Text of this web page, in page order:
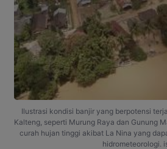
Ilustrasi kondisi banjir yang berpotensi
Kalteng, seperti Murung Raya dan Gunung
curah hujan tinggi akibat La Nina yang
hidrometeorologi.